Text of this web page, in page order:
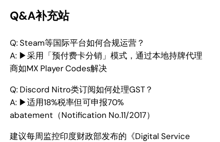
Q&A补充站
Q: Steam等国际平台如何合规运营？
A: ▶︎采用「预付费卡分销」模式，通过本地持牌代理
商如MX Player Codes解决
Q: Discord Nitro类订阅如何处理GST？
A: ▶︎适用18%税率但可申报70%
abatement（Notification No.11/2017）
建议每周监控印度财政部发布的《Digital Service